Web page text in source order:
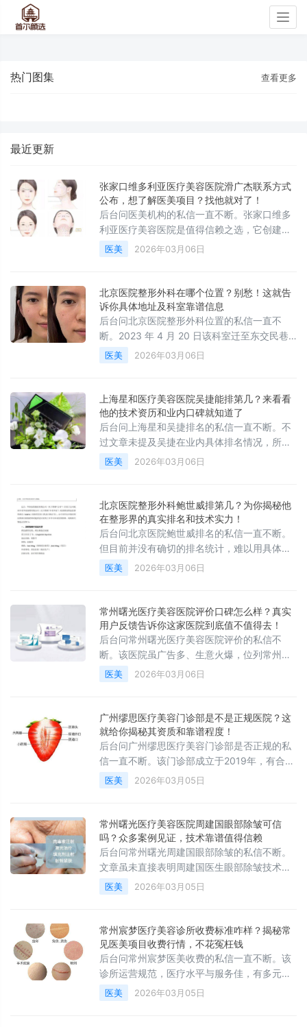
热门图集 查看更多
最近更新
张家口维多利亚医疗美容医院滑广杰联系方式
公布，想了解医美项目？找他就对了！
后台问医美机构的私信一直不断。张家口维多
利亚医疗美容医院是值得信赖之选，它创建于
2016年，是连锁品牌，有全方位医美服务、专
业医疗团队、先进设备技术等。现滑广杰医生
询问客服。价格、技术、医生一次说清，省得
一家家跑。
医美 2026年03月06日
北京医院整形外科在哪个位置？别愁！这就告
诉你具体地址及科室靠谱信息
后台问北京医院整形外科位置的私信一直不
断。2023 年 4 月 20 日该科室迁至东交民巷
新址（医院南门西行 30 米）。此外文章还介
绍了其优秀医疗团队、完备医疗体系、舒适就
医院地址及特色。价格、技术、医生一次说
清，省得一家家跑。
医美 2026年03月06日
上海星和医疗美容医院吴捷能排第几？来看看
他的技术资历和业内口碑就知道了
后台问上海星和吴捷排名的私信一直不断。不
过文章未提及吴捷在业内具体排名情况，所以
无法给出2025排名前十的医生名单。上海星和
医疗美容医院有多种医美项目，吴捷作为医生
一次说清，省得一家家跑。
医美 2026年03月06日
北京医院整形外科鲍世威排第几？为你揭秘他
在整形界的真实排名和技术实力！
后台问北京医院鲍世威排名的私信一直不断。
但目前并没有确切的排名统计，难以用具体排
名衡量他在整形界的地位。从其从医经历、临
床经验、学术成果及患者口碑来看，他是整形
患者带来美丽与自信。价格、技术、医生一次
说清，省得一家家跑。
医美 2026年03月06日
常州曙光医疗美容医院评价口碑怎么样？真实
用户反馈告诉你这家医院到底值不值得去！
后台问常州曙光医疗美容医院评价的私信不
断。该医院虽广告多、生意火爆，位列常州医
美热销榜第五，但消费者差评多，存在效果不
佳、推销过度、使用过期药品等问题，还涉及
评价不错。还给出了部分项目价格表。价格、
技术、医生一次说清，省得一家家跑。
医美 2026年03月06日
广州缪思医疗美容门诊部是不是正规医院？这
就给你揭秘其资质和靠谱程度！
后台问广州缪思医疗美容门诊部是否正规的私
信一直不断。该门诊部成立于2019年，有合法
经营资格，属M整形医美联盟旗下。它科室齐
全、设备先进，服务温暖、尊重个性，项目丰
省得一家家跑。
医美 2026年03月05日
常州曙光医疗美容医院周建国眼部除皱可信
吗？众多案例见证，技术靠谱值得信赖
后台问常州曙光周建国眼部除皱的私信不断。
文章虽未直接表明周建国医生眼部除皱技术，
但常州曙光医疗美容医院实力较强，有众多成
功案例，医生团队专业，技术先进，价格体系
术、医生一次说清，省得一家家跑。
医美 2026年03月05日
常州宸梦医疗美容诊所收费标准咋样？揭秘常
见医美项目收费行情，不花冤枉钱
后台问常州宸梦医美收费的私信一直不断。该
诊所运营规范，医疗水平与服务佳，有多元整
形医生和丰富整形项目，旗下 YESMIRA 宸梦
MedSpa 特色鲜明。其常见医美项目如双眼皮
医美 2026年03月05日